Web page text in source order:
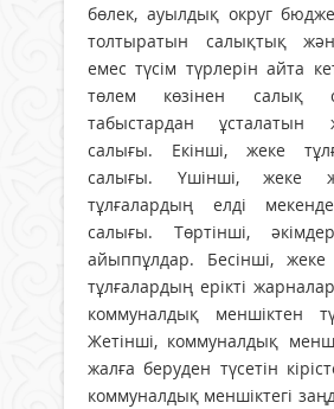
бөлек, ауылдық округ
толтыратын салықтық
емес түсім түрлерін айта
төлем көзінен салық
табыстардан ұсталатын
салығы. Екінші, жеке
салығы. Үшінші, жеке
тұлғалардың елді
салығы. Төртінші,
айыппұлдар. Бесінші,
тұлғалардың ерікті
коммуналдық меншіктен
Жетінші, коммуналдық
жалға беруден түсетін
коммуналдық меншіктегі